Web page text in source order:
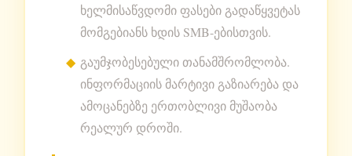
ხელმისაწვდომი ფასები გადაწყვეტას
მომგებიანს ხდის SMB-ებისთვის.
გაუმჯობესებული თანამშრომლობა.
ინფორმაციის მარტივი გაზიარება და
ამოცანებზე ერთობლივი მუშაობა
რეალურ დროში.